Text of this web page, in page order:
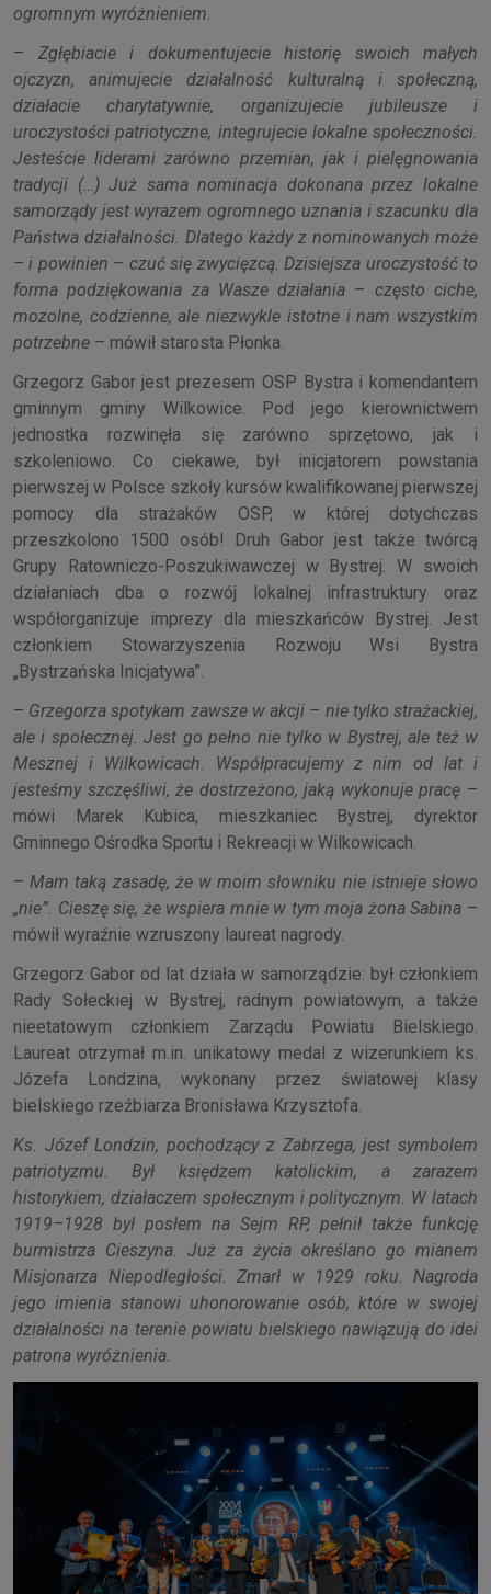
ogromnym wyróżnieniem.
– Zgłębiacie i dokumentujecie historię swoich małych
ojczyzn, animujecie działalność kulturalną i społeczną,
działacie charytatywnie, organizujecie jubileusze i
uroczystości patriotyczne, integrujecie lokalne społeczności.
Jesteście liderami zarówno przemian, jak i pielęgnowania
tradycji (…) Już sama nominacja dokonana przez lokalne
samorządy jest wyrazem ogromnego uznania i szacunku dla
Państwa działalności. Dlatego każdy z nominowanych może
– i powinien – czuć się zwycięzcą. Dzisiejsza uroczystość to
forma podziękowania za Wasze działania – często ciche,
mozolne, codzienne, ale niezwykle istotne i nam wszystkim
potrzebne – mówił starosta Płonka.
Grzegorz Gabor jest prezesem OSP Bystra i komendantem
gminnym gminy Wilkowice. Pod jego kierownictwem
jednostka rozwinęła się zarówno sprzętowo, jak i
szkoleniowo. Co ciekawe, był inicjatorem powstania
pierwszej w Polsce szkoły kursów kwalifikowanej pierwszej
pomocy dla strażaków OSP, w której dotychczas
przeszkolono 1500 osób! Druh Gabor jest także twórcą
Grupy Ratowniczo-Poszukiwawczej w Bystrej. W swoich
działaniach dba o rozwój lokalnej infrastruktury oraz
współorganizuje imprezy dla mieszkańców Bystrej. Jest
członkiem Stowarzyszenia Rozwoju Wsi Bystra
„Bystrzańska Inicjatywa”.
– Grzegorza spotykam zawsze w akcji – nie tylko strażackiej,
ale i społecznej. Jest go pełno nie tylko w Bystrej, ale też w
Mesznej i Wilkowicach. Współpracujemy z nim od lat i
jesteśmy szczęśliwi, że dostrzeżono, jaką wykonuje pracę –
mówi Marek Kubica, mieszkaniec Bystrej, dyrektor
Gminnego Ośrodka Sportu i Rekreacji w Wilkowicach.
–Mam taką zasadę, że w moim słowniku nie istnieje słowo
„nie”. Cieszę się, że wspiera mnie w tym moja żona Sabina –
mówił wyraźnie wzruszony laureat nagrody.
Grzegorz Gabor od lat działa w samorządzie: był członkiem
Rady Sołeckiej w Bystrej, radnym powiatowym, a także
nieetatowym członkiem Zarządu Powiatu Bielskiego.
Laureat otrzymał m.in. unikatowy medal z wizerunkiem ks.
Józefa Londzina, wykonany przez światowej klasy
bielskiego rzeźbiarza Bronisława Krzysztofa.
Ks. Józef Londzin, pochodzący z Zabrzega, jest symbolem
patriotyzmu. Był księdzem katolickim, a zarazem
historykiem, działaczem społecznym i politycznym. W latach
1919–1928 był posłem na Sejm RP, pełnił także funkcję
burmistrza Cieszyna. Już za życia określano go mianem
Misjonarza Niepodległości. Zmarł w 1929 roku. Nagroda
jego imienia stanowi uhonorowanie osób, które w swojej
działalności na terenie powiatu bielskiego nawiązują do idei
patrona wyróżnienia.